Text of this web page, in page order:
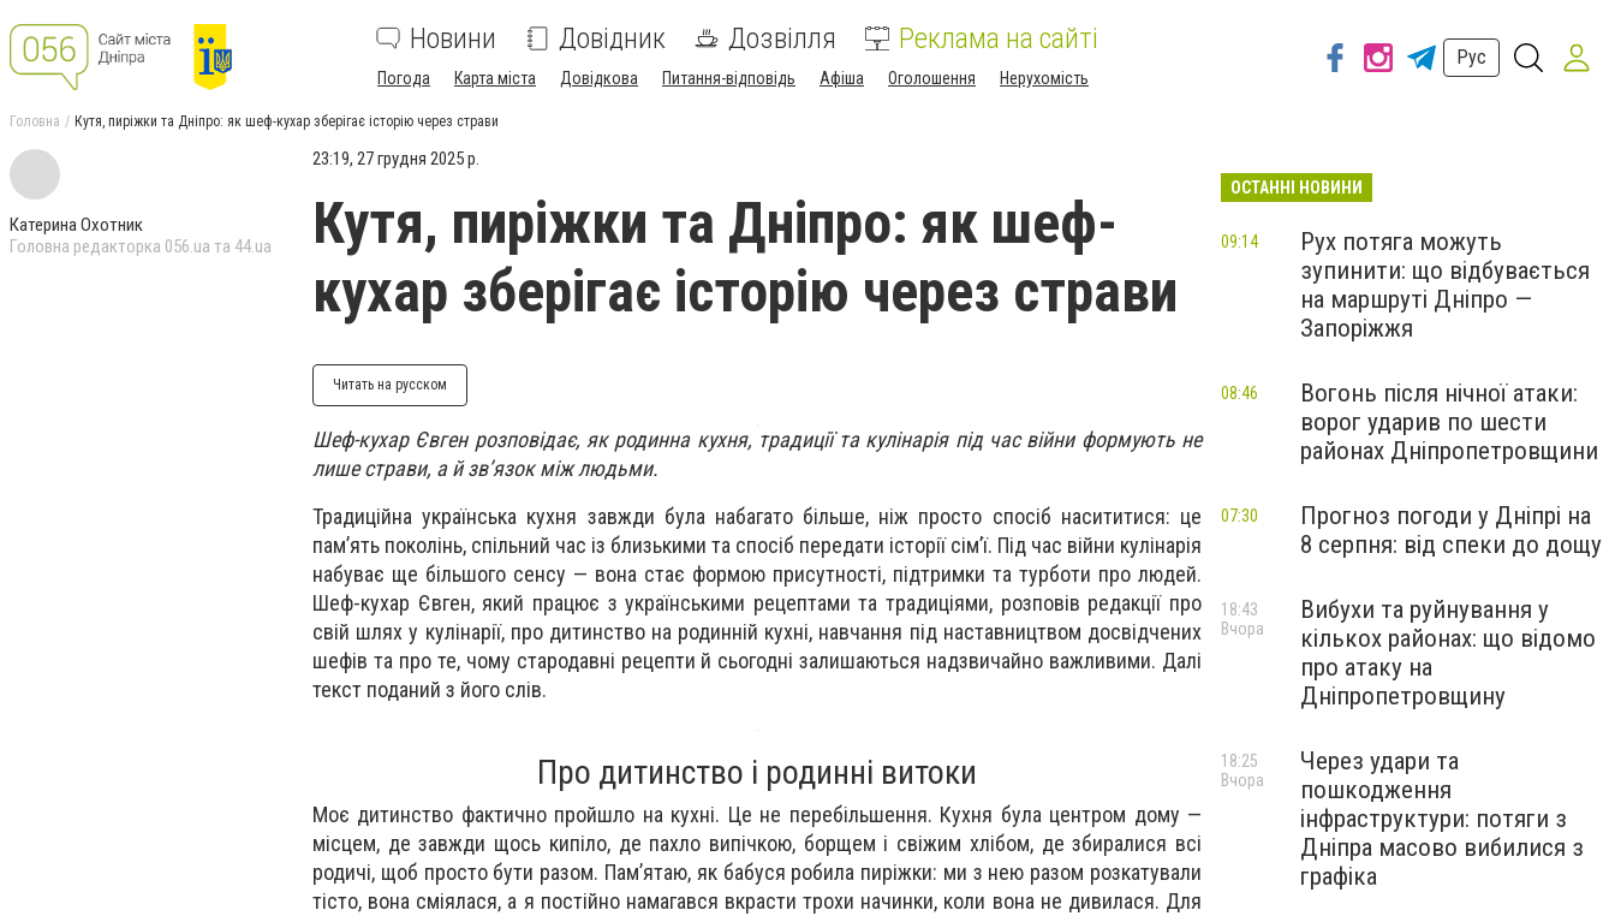
Новини Довідник Дозвілля Реклама на сайті
Погода Карта міста Довідкова Питання-відповідь Афіша Оголошення Нерухомість
Рус
Головна Кутя, пиріжки та Дніпро: як шеф-кухар зберігає історію через страви
Катерина Охотник
Головна редакторка 056.ua та 44.ua
23:19, 27 грудня 2025 р.
Кутя, пиріжки та Дніпро: як шеф-
кухар зберігає історію через страви
Читать на русском
Шеф-кухар Євген розповідає, як родинна кухня, традиції та кулінарія під час війни формують не
лише страви, а й зв’язок між людьми.
Традиційна українська кухня завжди була набагато більше, ніж просто спосіб насититися: це
пам’ять поколінь, спільний час із близькими та спосіб передати історії сім’ї. Під час війни кулінарія
набуває ще більшого сенсу — вона стає формою присутності, підтримки та турботи про людей.
Шеф-кухар Євген, який працює з українськими рецептами та традиціями, розповів редакції про
свій шлях у кулінарії, про дитинство на родинній кухні, навчання під наставництвом досвідчених
шефів та про те, чому стародавні рецепти й сьогодні залишаються надзвичайно важливими. Далі
текст поданий з його слів.
Про дитинство і родинні витоки
Моє дитинство фактично пройшло на кухні. Це не перебільшення. Кухня була центром дому —
місцем, де завжди щось кипіло, де пахло випічкою, борщем і свіжим хлібом, де збиралися всі
родичі, щоб просто бути разом. Пам’ятаю, як бабуся робила пиріжки: ми з нею разом розкатували
тісто, вона сміялася, а я постійно намагався вкрасти трохи начинки, коли вона не дивилася. Для
ОСТАННІ НОВИНИ
Рух потяга можуть
зупинити: що відбувається
на маршруті Дніпро —
Запоріжжя
09:14
Вогонь після нічної атаки:
ворог ударив по шести
районах Дніпропетровщини
08:46
Прогноз погоди у Дніпрі на
8 серпня: від спеки до дощу
07:30
Вибухи та руйнування у
кількох районах: що відомо
про атаку на
Дніпропетровщину
18:43
Вчора
Через удари та
пошкодження
інфраструктури: потяги з
Дніпра масово вибилися з
графіка
18:25
Вчора